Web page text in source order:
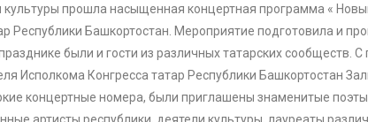
прошла насыщенная концертная программа «
Республики Башкортостан. Мероприятие подготовила и
были и гости из различных татарских сообществ.
Исполкома Конгресса татар Республики Башкортостан
концертные номера, были приглашены знаменитые